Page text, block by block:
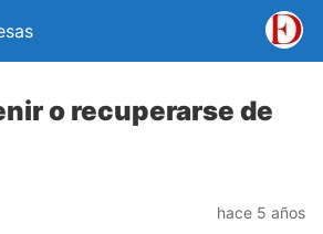
o recuperarse de
hace 5 años